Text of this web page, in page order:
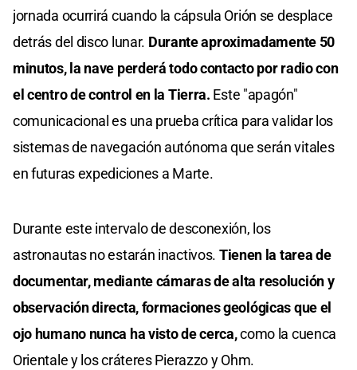
jornada ocurrirá cuando la cápsula Orión se desplace
detrás del disco lunar. Durante aproximadamente 50
minutos, la nave perderá todo contacto por radio con
el centro de control en la Tierra. Este "apagón"
comunicacional es una prueba crítica para validar los
sistemas de navegación autónoma que serán vitales
en futuras expediciones a Marte.
Durante este intervalo de desconexión, los
astronautas no estarán inactivos. Tienen la tarea de
documentar, mediante cámaras de alta resolución y
observación directa, formaciones geológicas que el
ojo humano nunca ha visto de cerca,como la cuenca
Orientale y los cráteres Pierazzo y Ohm.